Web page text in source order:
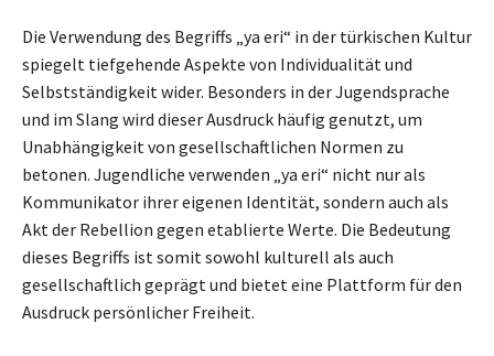
Die Verwendung des Begriffs „ya eri“ in der türkischen Kultur
spiegelt tiefgehende Aspekte von Individualität und
Selbstständigkeit wider. Besonders in der Jugendsprache
und im Slang wird dieser Ausdruck häufig genutzt, um
Unabhängigkeit von gesellschaftlichen Normen zu
betonen. Jugendliche verwenden „ya eri“ nicht nur als
Kommunikator ihrer eigenen Identität, sondern auch als
Akt der Rebellion gegen etablierte Werte. Die Bedeutung
dieses Begriffs ist somit sowohl kulturell als auch
gesellschaftlich geprägt und bietet eine Plattform für den
Ausdruck persönlicher Freiheit.